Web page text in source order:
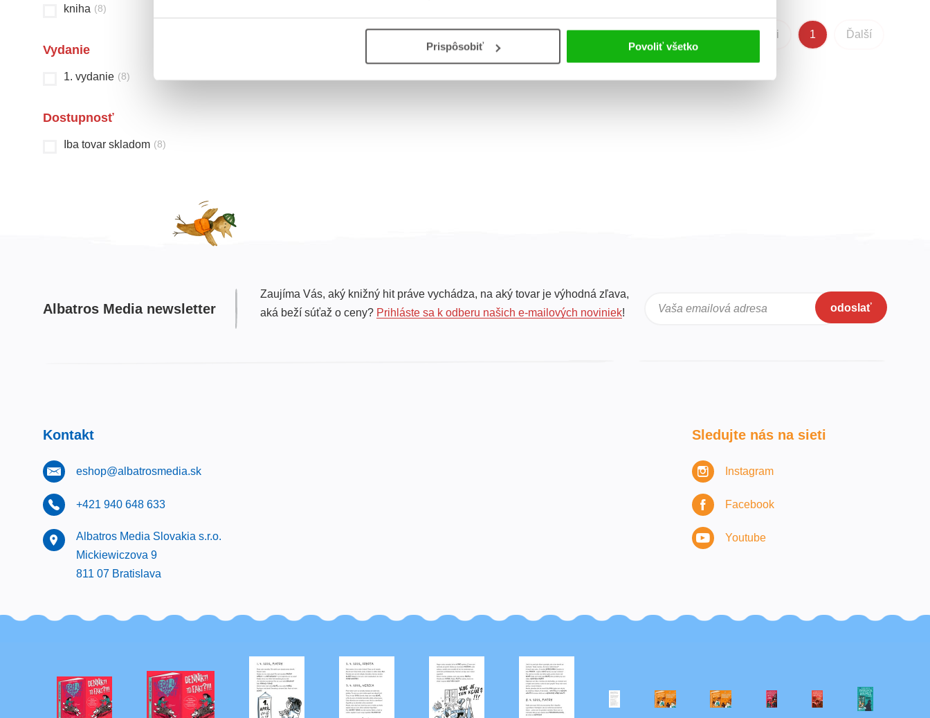
Prispôsobiť Povoliť všetko
kniha (8)
Vydanie
1. vydanie (8)
Dostupnosť
Iba tovar skladom (8)
Predchádzajúci 1 Ďalší
Albatros Media newsletter
Zaujíma Vás, aký knižný hit práve vychádza, na aký tovar je výhodná zľava,
aká beží súťaž o ceny? Prihláste sa k odberu našich e-mailových noviniek! Vaša emailová adresa odoslať
Kontakt
eshop@albatrosmedia.sk
+421 940 648 633
Albatros Media Slovakia s.r.o.
Mickiewiczova 9
811 07 Bratislava
Sledujte nás na sieti
Instagram
Facebook
Youtube